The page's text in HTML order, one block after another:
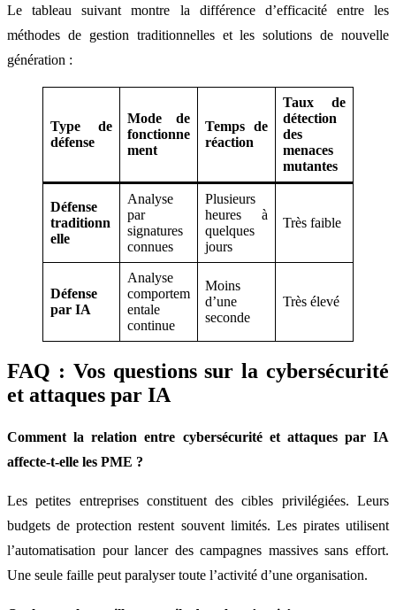
Le tableau suivant montre la différence d’efficacité entre les
méthodes de gestion traditionnelles et les solutions de nouvelle
génération :
Type de
défense
Mode de
fonctionne
ment
Temps de
réaction
Taux de
détection
des
menaces
mutantes
Défense
traditionn
elle
Analyse
par
signatures
connues
Plusieurs
heures à
quelques
jours
Très faible
Défense
par IA
Analyse
comportem
entale
continue
Moins
d’une
seconde
Très élevé
FAQ : Vos questions sur la cybersécurité
et attaques par IA
Comment la relation entre cybersécurité et attaques par IA
affecte-t-elle les PME ?
Les petites entreprises constituent des cibles privilégiées. Leurs
budgets de protection restent souvent limités. Les pirates utilisent
l’automatisation pour lancer des campagnes massives sans effort.
Une seule faille peut paralyser toute l’activité d’une organisation.